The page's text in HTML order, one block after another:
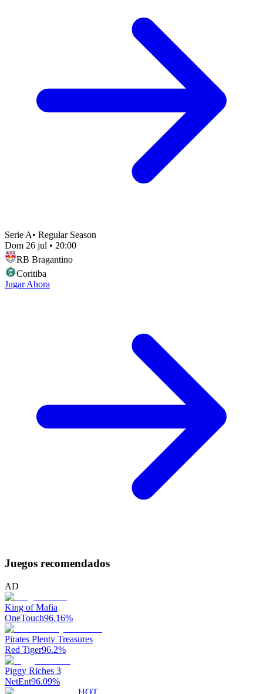
Serie A• Regular Season
Dom 26 jul • 20:00
RB Bragantino
Coritiba
Jugar Ahora
Juegos recomendados
AD
King of Mafia
OneTouch96.16%
Pirates Plenty Treasures
Red Tiger96.2%
Piggy Riches 3
NetEnt96.09%
HOT